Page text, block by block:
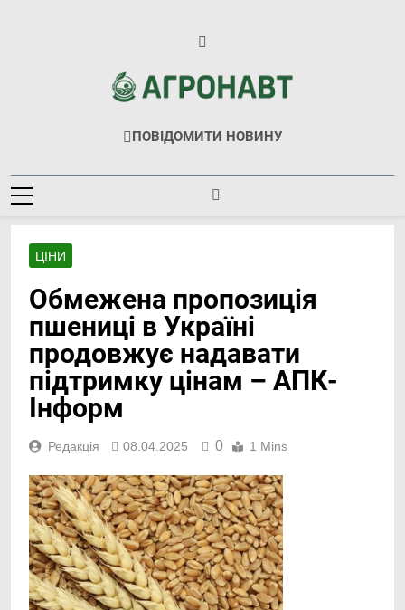
Агронавт
Новини Українського Агробізнесу
ПОВІДОМИТИ НОВИНУ
ЦІНИ
Обмежена пропозиція
пшениці в Україні
продовжує надавати
підтримку цінам – АПК-
Інформ
Редакція 08.04.2025 0 1 Mins